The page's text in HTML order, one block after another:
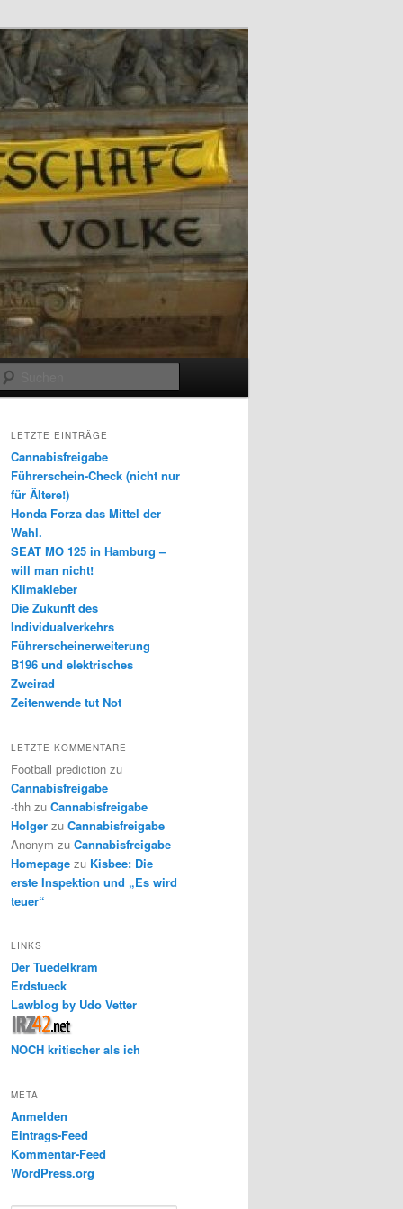
LETZTE EINTRÄGE
Cannabisfreigabe
Führerschein-Check (nicht nur
für Ältere!)
Honda Forza das Mittel der
Wahl.
SEAT MO 125 in Hamburg –
will man nicht!
Klimakleber
Die Zukunft des
Individualverkehrs
Führerscheinerweiterung
B196 und elektrisches
Zweirad
Zeitenwende tut Not
LETZTE KOMMENTARE
Football prediction zu
Cannabisfreigabe
-thh zu Cannabisfreigabe
Holger zu Cannabisfreigabe
Anonym zu Cannabisfreigabe
Homepage zu Kisbee: Die
erste Inspektion und „Es wird
teuer“
LINKS
Der Tuedelkram
Erdstueck
Lawblog by Udo Vetter
NOCH kritischer als ich
META
Anmelden
Eintrags-Feed
Kommentar-Feed
WordPress.org